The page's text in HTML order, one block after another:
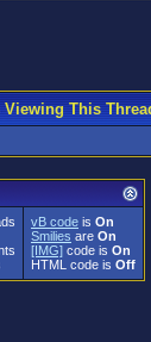
Viewing This
vB code is On
Smilies are On
[IMG] code is On
HTML code is Off